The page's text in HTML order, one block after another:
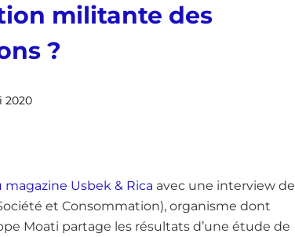
militante des
?
2020
Usbek & Rica avec une interview de
et Consommation), organisme dont
Moati partage les résultats d’une étude de